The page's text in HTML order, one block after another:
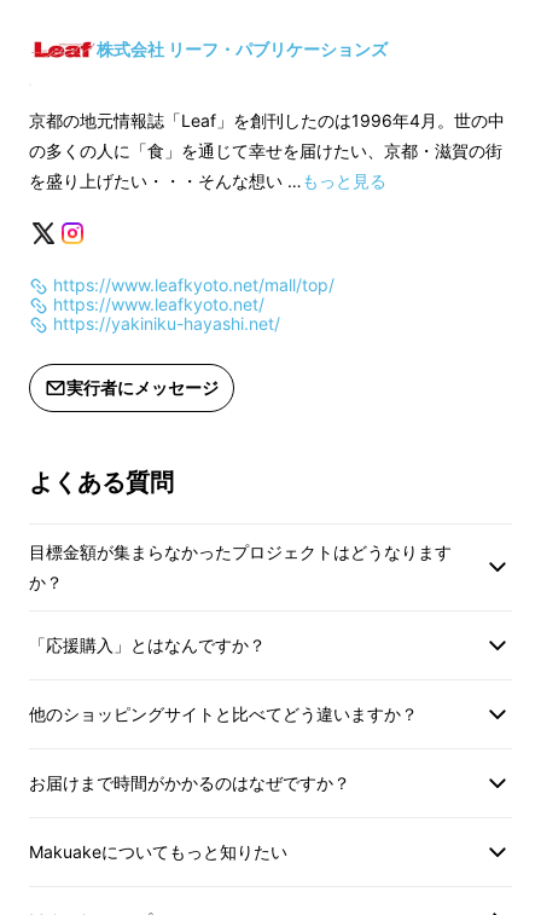
京都のビジネスマンがパワーチャージに訪れる
名物の「まぜ焼き」は赤身肉とホルモンに染み
込んだこってり甘辛タレが多くの人を魅了！
ビールにもご飯にも合い、パワーみなぎる、や
年間700件を超える取材を通し京都をかけめぐ
多くの人に［焼肉はやし］の「まぜ焼き」を食
0.80g
・製造：京都市下京区綾小路通室町西
入善長寺町152
・保存方法：冷凍（マイナス18度以
・賞味期限：製造日より3週間
※十分に加熱してお召し上がりくださ
い
3.0g、食塩相当量
・製造：京都市下
入善長寺町152
株式会社 リーフ・パブリケーションズ
京都の地元情報誌「Leaf」を創刊したのは1996年4月。世の中
の多くの人に「食」を通じて幸せを届けたい、京都・滋賀の街
を盛り上げたい・・・そんな想い …もっと見る
https://www.leafkyoto.net/mall/top/
https://www.leafkyoto.net/
https://yakiniku-hayashi.net/
実行者にメッセージ
よくある質問
目標金額が集まらなかったプロジェクトはどうなります
か？
「応援購入」とはなんですか？
他のショッピングサイトと比べてどう違いますか？
お届けまで時間がかかるのはなぜですか？
Makuakeについてもっと知りたい